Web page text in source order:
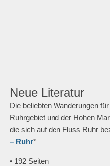
Neue Literatur
Die beliebten Wanderungen
Ruhrgebiet und der Hohen
die sich auf den Fluss Ruhr
– Ruhr*
• 192 Seiten